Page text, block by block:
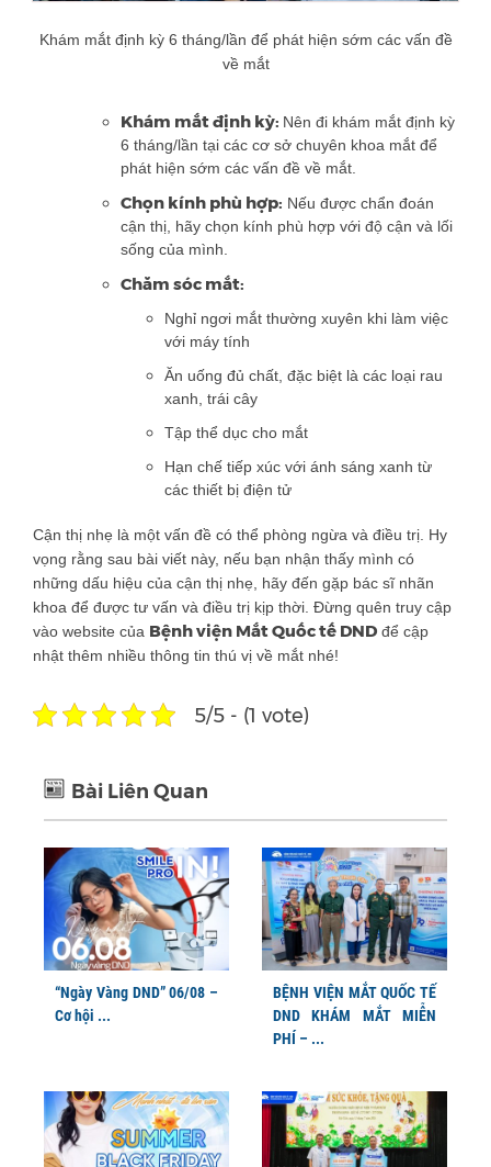
Khám mắt định kỳ 6 tháng/lần để phát hiện sớm các vấn đề
về mắt
Khám mắt định kỳ: Nên đi khám mắt định kỳ
6 tháng/lần tại các cơ sở chuyên khoa mắt để
phát hiện sớm các vấn đề về mắt.
Chọn kính phù hợp: Nếu được chẩn đoán
cận thị, hãy chọn kính phù hợp với độ cận và lối
sống của mình.
Chăm sóc mắt:
Nghỉ ngơi mắt thường xuyên khi làm việc
với máy tính
Ăn uống đủ chất, đặc biệt là các loại rau
xanh, trái cây
Tập thể dục cho mắt
Hạn chế tiếp xúc với ánh sáng xanh từ
các thiết bị điện tử
Cận thị nhẹ là một vấn đề có thể phòng ngừa và điều trị. Hy
vọng rằng sau bài viết này, nếu bạn nhận thấy mình có
những dấu hiệu của cận thị nhẹ, hãy đến gặp bác sĩ nhãn
khoa để được tư vấn và điều trị kịp thời. Đừng quên truy cập
vào website của Bệnh viện Mắt Quốc tế DND để cập
nhật thêm nhiều thông tin thú vị về mắt nhé!
5/5 - (1 vote)
Bài Liên Quan
“Ngày Vàng DND” 06/08 –
Cơ hội ...
BỆNH VIỆN MẮT QUỐC TẾ
DND KHÁM MẮT MIỄN
PHÍ – ...